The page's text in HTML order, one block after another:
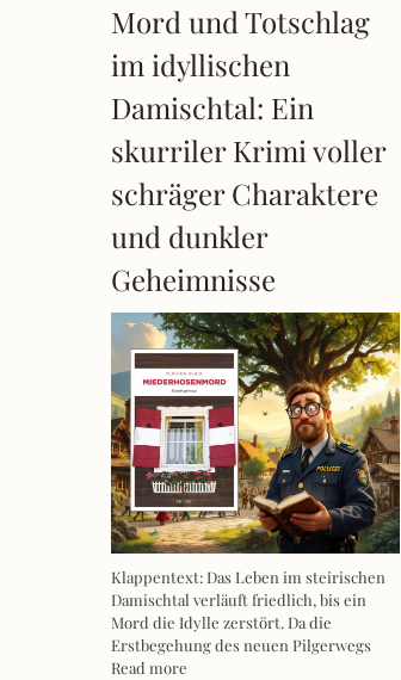
Mord und Totschlag
im idyllischen
Damischtal: Ein
skurriler Krimi voller
schräger Charaktere
und dunkler
Geheimnisse
Klappentext: Das Leben im steirischen
Damischtal verläuft friedlich, bis ein
Mord die Idylle zerstört. Da die
Erstbegehung des neuen Pilgerwegs
Read more